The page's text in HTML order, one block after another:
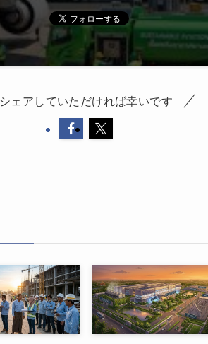
シェアしていただければ幸いです